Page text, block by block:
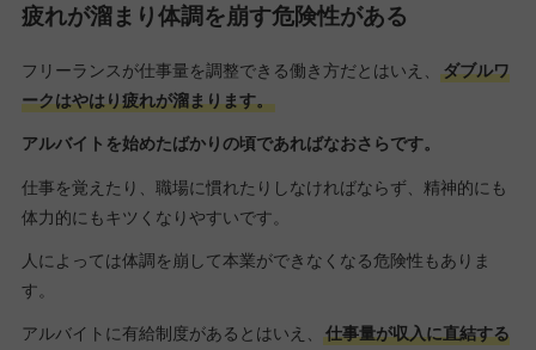
疲れが溜まり体調を崩す危険性がある
フリーランスが仕事量を調整できる働き方だとはいえ、
ダブルワ
ークはやはり疲れが溜まります。
アルバイトを始めたばかりの頃であればなおさらです。
仕事を覚えたり、職場に慣れたりしなければならず、精神的にも
体力的にもキツくなりやすいです。
人によっては体調を崩して本業ができなくなる危険性もありま
す。
アルバイトに有給制度があるとはいえ、
仕事量が収入に直結する